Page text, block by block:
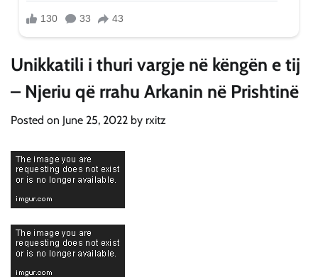
Unikkatili i thuri vargje në këngën e tij
– Njeriu që rrahu Arkanin në Prishtinë
Posted on June 25, 2022 by rxitz